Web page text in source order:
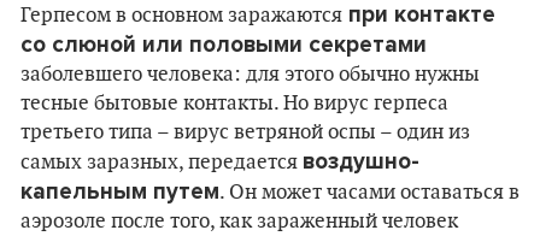
Герпесом в основном заражаются при контакте
со слюной или половыми секретами
заболевшего человека: для этого обычно нужны
тесные бытовые контакты. Но вирус герпеса
третьего типа – вирус ветряной оспы – один из
самых заразных, передается воздушно-
капельным путем. Он может часами оставаться в
аэрозоле после того, как зараженный человек